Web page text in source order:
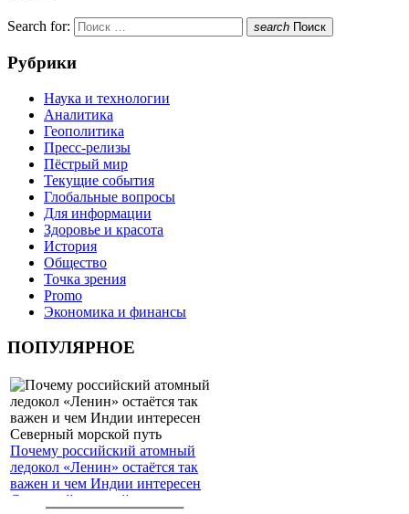
Search for: search Поиск
Рубрики
Наука и технологии
Аналитика
Геополитика
Пресс-релизы
Пёстрый мир
Текущие события
Глобальные вопросы
Для информации
Здоровье и красота
История
Общество
Точка зрения
Promo
Экономика и финансы
ПОПУЛЯРНОЕ
Почему российский атомный
ледокол «Ленин» остаётся так
важен и чем Индии интересен
Северный морской путь